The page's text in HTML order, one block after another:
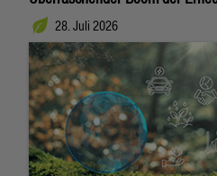
28. Juli 2026